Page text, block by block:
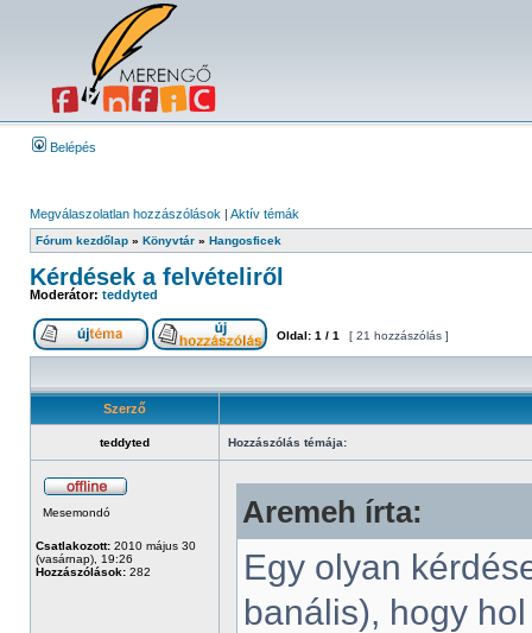
Belépés
Megválaszolatlan hozzászólások | Aktív témák
Fórum kezdőlap » Könyvtár » Hangosficek
Kérdések a felvételiről
Moderátor: teddyted
Oldal: 1 / 1 [ 21 hozzászólás ]
Szerző
teddyted Hozzászólás témája:
Mesemondó
Csatlakozott: 2010 május 30
(vasárnap), 19:26
Hozzászólások: 282
Aremeh írta:
Egy olyan
banális), hogy